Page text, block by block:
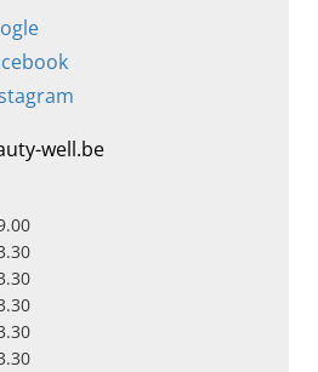
well.be